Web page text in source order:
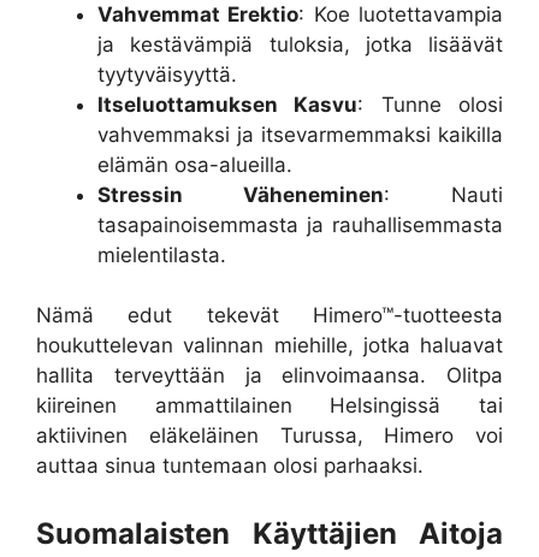
Vahvemmat Erektio: Koe luotettavampia
ja kestävämpiä tuloksia, jotka lisäävät
tyytyväisyyttä.
Itseluottamuksen Kasvu: Tunne olosi
vahvemmaksi ja itsevarmemmaksi kaikilla
elämän osa-alueilla.
Stressin Väheneminen: Nauti
tasapainoisemmasta ja rauhallisemmasta
mielentilasta.
Nämä edut tekevät Himero™-tuotteesta
houkuttelevan valinnan miehille, jotka haluavat
hallita terveyttään ja elinvoimaansa. Olitpa
kiireinen ammattilainen Helsingissä tai
aktiivinen eläkeläinen Turussa, Himero voi
auttaa sinua tuntemaan olosi parhaaksi.
Suomalaisten Käyttäjien Aitoja